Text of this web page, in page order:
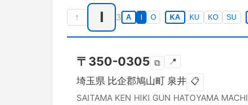
↑ I 3 A O KA KU KO SU
〒 350-0305 ⧉ 📍
埼玉県 比企郡鳩山町 泉井 📋
SAITAMA KEN HIKI GUN HATOYAMA MACHI